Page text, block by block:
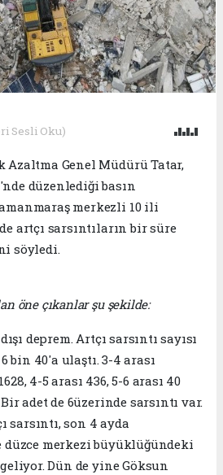
Sesli Oku)
Azaltma Genel Müdürü Tatar,
düzenlediği basın
merkezli 10 ili
artçı sarsıntıların bir süre
söyledi.
öne çıkanlar şu şekilde:
deprem. Artçı sarsıntı sayısı
bin 40'a ulaştı. 3-4 arası
4-5 arası 436, 5-6 arası 40
adet de 6üzerinde sarsıntı var.
sarsıntı, son 4 ayda
düzce merkezi büyüklüğündeki
Dün de yine Göksun